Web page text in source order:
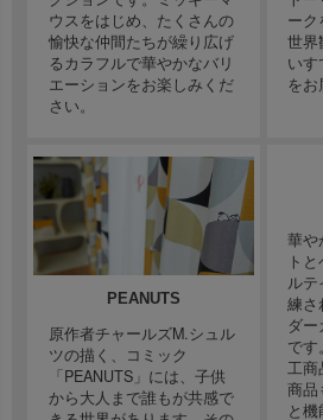
ウスをはじめ、たくさんの
愉快な仲間たちが繰り広げ
るカラフルで華やかなバリ
エーションをお楽しみくだ
さい。
ー
世界
い
をお
PEANUTS
原作者チャールズM.シュル
ツの描く、コミック
「PEANUTS」には、子供
から大人まで誰もが共感で
華や
ト
ル
練さ
ダ
です
工商
商品
と